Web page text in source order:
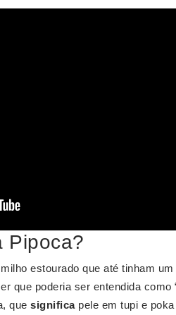
Pipoca?
estourado que até tinham
que poderia ser entendida como
que significapele em tupi e poka